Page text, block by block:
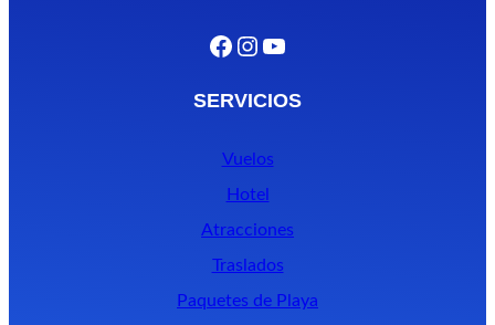
Facebook Instagram YouTube
SERVICIOS
Vuelos
Hotel
Atracciones
Traslados
Paquetes de Playa